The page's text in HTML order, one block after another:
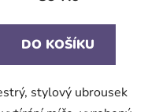
DO KOŠÍKU
stylový ubrousek